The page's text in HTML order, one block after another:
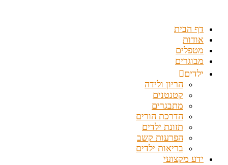
דף הבית
אודות
מטפלים
מבוגרים
ילדים
הריון ולידה
קטנטנים
מתבגרים
הדרכת הורים
תזונת ילדים
הפרעות קשב
בריאות ילדים
ידע מקצועי